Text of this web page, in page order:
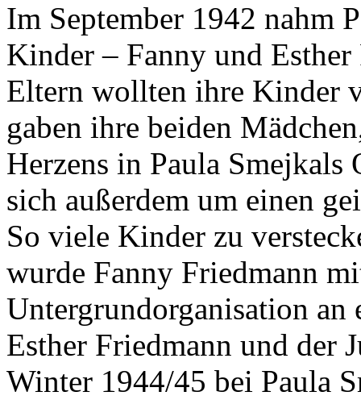
gaben ihre beiden
Herzens in Paula
sich außerdem um einen
So viele Kinder zu
wurde Fanny Friedmann
Untergrundorganisation an
Esther Friedmann und der
Winter 1944/45 bei Paula
hart und viele
gebracht. Die beiden
bei sich versteckte,